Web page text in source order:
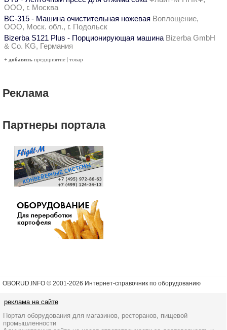
ООО, г. Москва
ВС-315 - Машина очистительная ножевая Воплощение,
ООО, Моск. обл., г. Подольск
Bizerba S121 Plus - Порционирующая машина Bizerba GmbH
& Co. KG, Германия
+ добавить предприятие | товар
Реклама
Партнеры портала
OBORUD.INFO © 2001-2026 Интернет-справочник по оборудованию
реклама на сайте
Портал оборудования для магазинов, ресторанов, пищевой
промышленности